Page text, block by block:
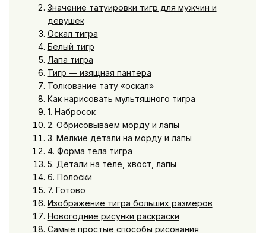
Значение татуировки тигр для мужчин и
девушек
Оскал тигра
Белый тигр
Лапа тигра
Тигр — изящная пантера
Толкование тату «оскал»
Как нарисовать мультяшного тигра
1. Набросок
2. Обрисовываем морду и лапы
3. Мелкие детали на морду и лапы
4. Форма тела тигра
5. Детали на теле, хвост, лапы
6. Полоски
7. Готово
Изображение тигра больших размеров
Новогодние рисунки раскраски
Самые простые способы рисования